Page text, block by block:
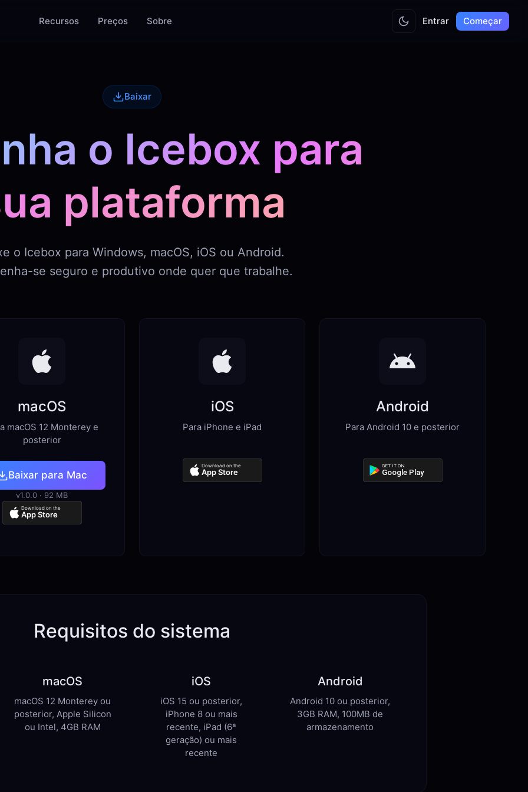
Recursos Preços Sobre Entrar Começar
Baixar
o Icebox para
plataforma
o Icebox para Windows, macOS, iOS ou Android.
se seguro e produtivo onde quer que trabalhe.
macOS
macOS 12 Monterey e
posterior
Baixar para Mac
v1.0.0 · 92 MB
Download on the
App Store
iOS
Para iPhone e iPad
Download on the
App Store
Android
Para Android 10 e posterior
GET IT ON
Google Play
Requisitos do sistema
macOS
macOS 12 Monterey ou
posterior, Apple Silicon
ou Intel, 4GB RAM
iOS
iOS 15 ou posterior,
iPhone 8 ou mais
recente, iPad (6ª
geração) ou mais
recente
Android
Android 10 ou posterior,
3GB RAM, 100MB de
armazenamento